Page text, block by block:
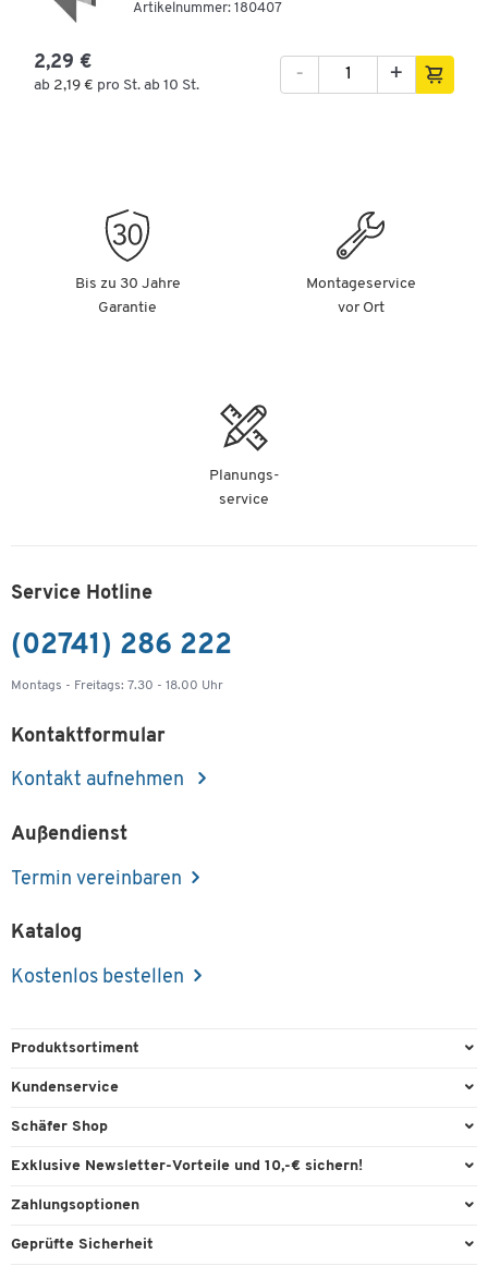
Artikelnummer: 180407
2,29 €
ab 2,19 € pro St. ab 10 St.
+
-
Bis zu 30 Jahre
Garantie
Montageservice
vor Ort
Planungs-
service
Service Hotline
(02741) 286 222
Montags - Freitags: 7.30 - 18.00 Uhr
Kontaktformular
Kontakt aufnehmen
Außendienst
Termin vereinbaren
Katalog
Kostenlos bestellen
Produktsortiment
Büroausstattung
Reinigung & Hygiene
Technik
Kundenservice
Direktbestellung
Kontaktformulare
Lieferinformationen
Schäfer Shop
Services & Leistungen
Workplace Solutions
Exklusive Newsletter-Vorteile und 10,-€ sichern!
Willkommensgutschein
Zahlungsoptionen
Paypal
Geprüfte Sicherheit